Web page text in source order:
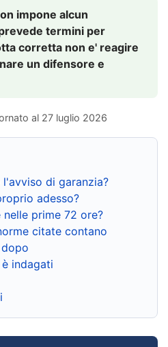
impone alcun
termini per
corretta non e' reagire
un difensore e
al 27 luglio 2026
di garanzia?
adesso?
prime 72 ore?
citate contano
indagati